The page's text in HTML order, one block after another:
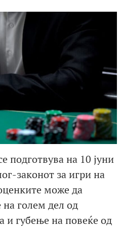
подготвува на 10 јуни
законот за игри на
може да
голем дел од
и губење на повеќе од